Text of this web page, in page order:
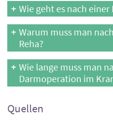
Wie geht es nach einer
Warum muss man
Reha?
Wie lange muss man
Darmoperation im
Quellen